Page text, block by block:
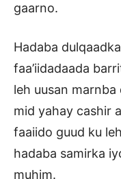
gaarno.
Hadaba
faa’iidadaada
leh uusan
mid yahay cashir
faaiido guud ku
hadaba samirka
muhim.